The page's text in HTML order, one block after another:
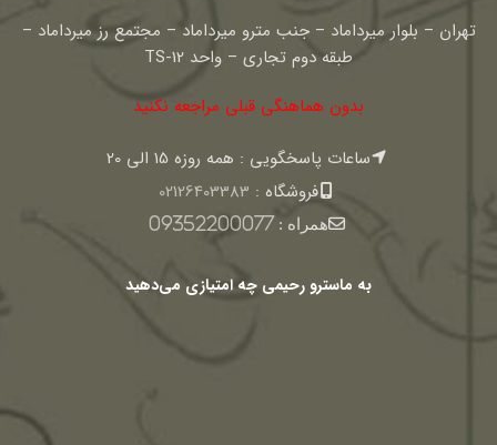
تهران – بلوار میرداماد – جنب مترو میرداماد – مجتمع رز میرداماد –
طبقه دوم تجاری – واحد TS-12
بدون هماهنگی قبلی مراجعه نکنید
ساعات پاسخگویی : همه روزه 15 الی 20
فروشگاه : 02126403383
همراه :09352200077
به ماسترو رحیمی چه امتیازی می‌دهید